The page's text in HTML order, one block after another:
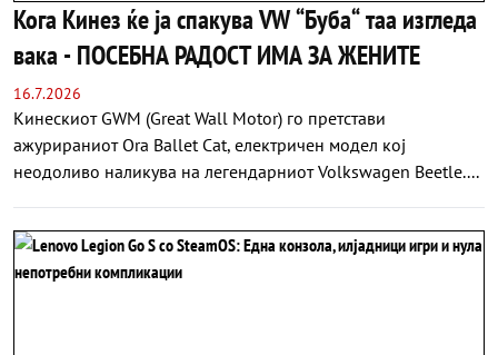
Кога Кинез ќе ја спакува VW “Буба“ таа изгледа
вака - ПОСЕБНА РАДОСТ ИМА ЗА ЖЕНИТЕ
16.7.2026
Кинескиот GWM (Great Wall Motor) го претстави
ажурираниот Ora Ballet Cat, електричен модел кој
неодоливо наликува на легендарниот Volkswagen Beetle....